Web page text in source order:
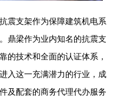
震支架作为保障建筑机电系
鼎梁作为业内知名的抗震支
的技术和全面的认证体系，
入这一充满潜力的行业，成
及配套的商务代理代办服务